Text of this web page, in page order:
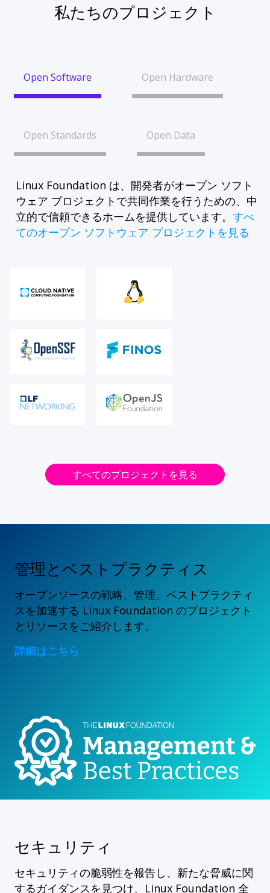
私たちのプロジェクト
Open Software Open Hardware
Open Standards Open Data
Linux Foundation は、開発者がオープン ソフト
ウェア プロジェクトで共同作業を行うための、中
立的で信頼できるホームを提供しています。 すべ
てのオープン ソフトウェア プロジェクトを見る
すべてのプロジェクトを見る
管理とベストプラクティス
オープンソースの戦略、管理、ベストプラクティ
スを加速する Linux Foundation のプロジェクト
とリソースをご紹介します。
詳細はこちら
セキュリティ
セキュリティの脆弱性を報告し、新たな脅威に関
するガイダンスを見つけ、Linux Foundation 全